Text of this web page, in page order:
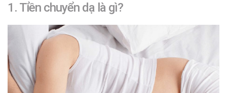
1. Tiền chuyển dạ là gì?